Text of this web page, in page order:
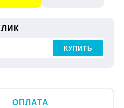
КУПИТЬ
ОПЛАТА